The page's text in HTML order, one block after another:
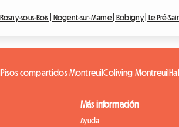
Rosny-sous-Bois | Nogent-sur-Marne | Bobigny | Le Pré-
Pisos compartidos MontreuilColiving Montreuil
Más información
Ayuda